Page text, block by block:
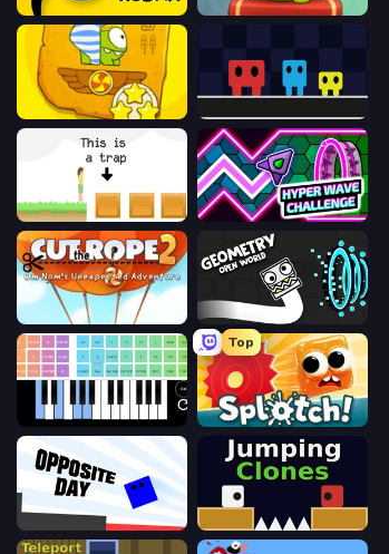
Rodha
The Unfair Platformer Hyper Wave Challenge
Cut The Rope 2 Geometry: Open World
Virtual Online Piano
Top
Splotch!
Opposite Day Jumping Clones